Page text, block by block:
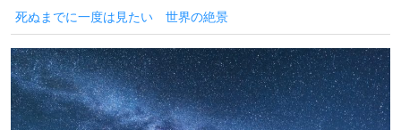
死ぬまでに一度は見たい 世界の絶景